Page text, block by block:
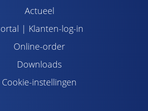
Actueel
| Klanten-log-in
Online-order
Downloads
Cookie-instellingen